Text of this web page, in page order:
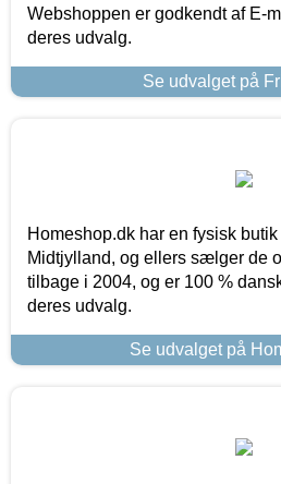
Webshoppen er godkendt af E-
deres udvalg.
Se udvalget på
Homeshop.dk har en fysisk
Midtjylland, og ellers sælger de
tilbage i 2004, og er 100 %
deres udvalg.
Se udvalget på